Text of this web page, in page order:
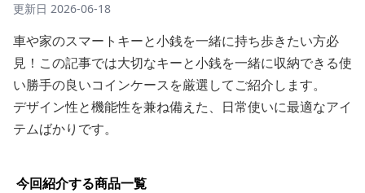
更新日 2026-06-18
車や家のスマートキーと小銭を一緒に持ち歩きたい方必
見！この記事では大切なキーと小銭を一緒に収納できる使
い勝手の良いコインケースを厳選してご紹介します。
デザイン性と機能性を兼ね備えた、日常使いに最適なアイ
テムばかりです。
今回紹介する商品一覧